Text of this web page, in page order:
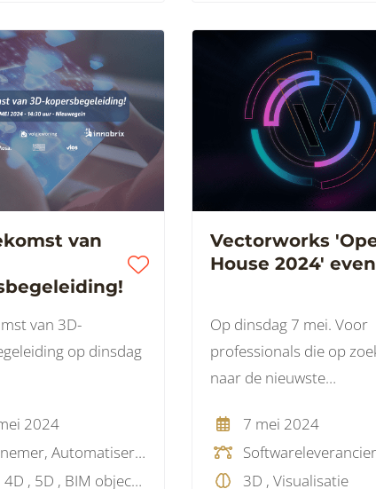
van
van 3D-
op dinsdag
2024
Aannemer, Automatisering, Fabrikant, Installatiebureau, Opdrachtgever, Woningcorporatie
3D , 4D , 5D , BIM objecten, BIM visie, Virtual Reality, Visualisatie
Vectorworks
House 2024'
Op dinsdag 7 mei. Voor
professionals die op
naar de nieuwste
ontwerpsoftware.
7 mei 2024
Softwareleverancier
3D , Visualisatie